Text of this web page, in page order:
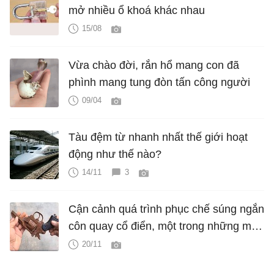
mở nhiều ổ khoá khác nhau
15/08
Vừa chào đời, rắn hổ mang con đã
phình mang tung đòn tấn công người
09/04
Tàu đệm từ nhanh nhất thế giới hoạt
động như thế nào?
14/11 3
Cận cảnh quá trình phục chế súng ngắn
côn quay cổ điển, một trong những mẫu
súng cổ nhất thế giới
20/11